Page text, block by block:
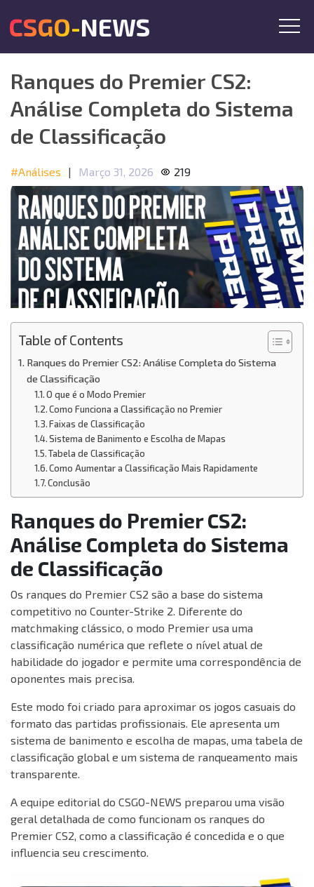
CSGO-NEWS
Ranques do Premier CS2:
Análise Completa do Sistema
de Classificação
#Análises | Março 31, 2026 219
Table of Contents
Ranques do Premier CS2: Análise Completa do Sistema
de Classificação
O que é o Modo Premier
Como Funciona a Classificação no Premier
Faixas de Classificação
Sistema de Banimento e Escolha de Mapas
Tabela de Classificação
Como Aumentar a Classificação Mais Rapidamente
Conclusão
Ranques do Premier CS2:
Análise Completa do Sistema
de Classificação
Os ranques do Premier CS2 são a base do sistema
competitivo no Counter-Strike 2. Diferente do
matchmaking clássico, o modo Premier usa uma
classificação numérica que reflete o nível atual de
habilidade do jogador e permite uma correspondência de
oponentes mais precisa.
Este modo foi criado para aproximar os jogos casuais do
formato das partidas profissionais. Ele apresenta um
sistema de banimento e escolha de mapas, uma tabela de
classificação global e um sistema de ranqueamento mais
transparente.
A equipe editorial do CSGO-NEWS preparou uma visão
geral detalhada de como funcionam os ranques do
Premier CS2, como a classificação é concedida e o que
influencia seu crescimento.